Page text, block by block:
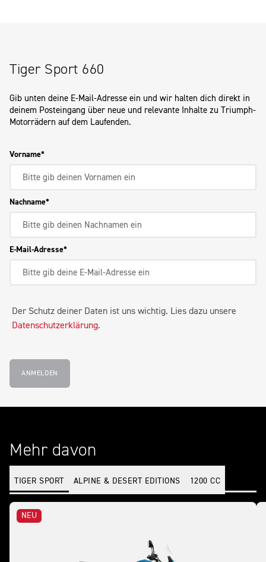
Tiger Sport 660
Gib unten deine E-Mail-Adresse ein und wir halten dich direkt in
deinem Posteingang über neue und relevante Inhalte zu Triumph-
Motorrädern auf dem Laufenden.
Vorname
Nachname
E-Mail-Adresse
Der Schutz deiner Daten ist uns wichtig. Lies dazu unsere
Datenschutzerklärung.
ANMELDEN
Mehr davon
TIGER SPORT ALPINE & DESERT EDITIONS 1200 CC
NEU